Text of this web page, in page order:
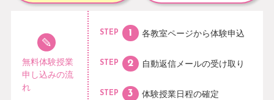
無料体験授業
申し込みの流
れ
STEP 各教室ページから体験申込
STEP 自動返信メールの受け取り
STEP 体験授業日程の確定